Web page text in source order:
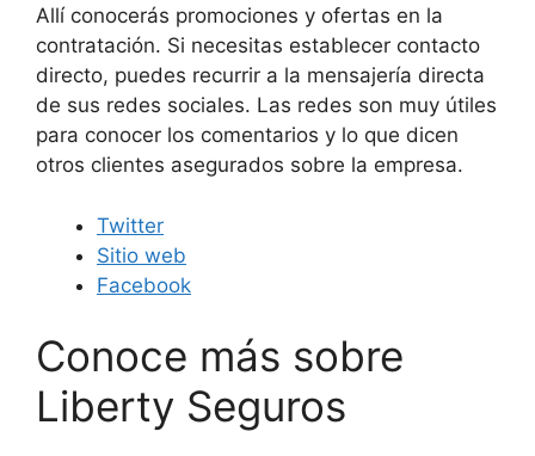
Allí conocerás promociones y ofertas en la
contratación. Si necesitas establecer contacto
directo, puedes recurrir a la mensajería directa
de sus redes sociales. Las redes son muy útiles
para conocer los comentarios y lo que dicen
otros clientes asegurados sobre la empresa.
Twitter
Sitio web
Facebook
Conoce más sobre
Liberty Seguros